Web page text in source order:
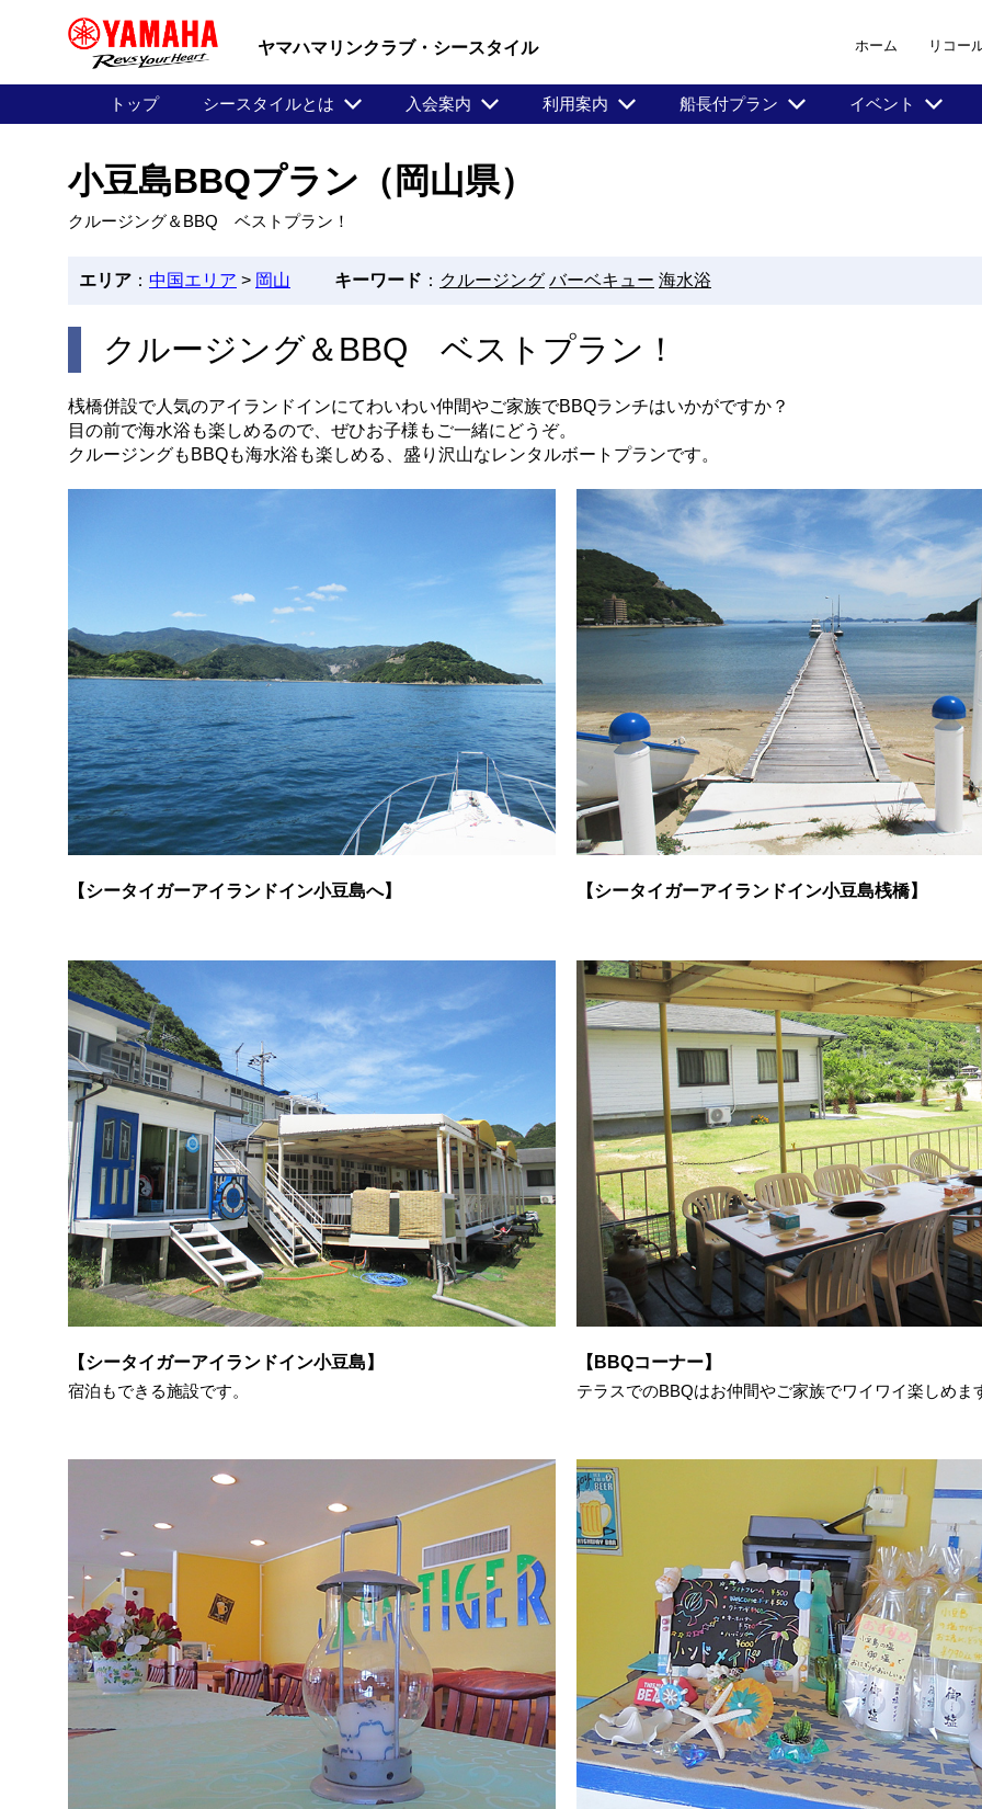
ヤマハマリンクラブ・シースタイル ホーム リコー
トップ シースタイルとは 入会案内 利用案内 船長付プラン イベント
小豆島BBQプラン（岡山県）
クルージング＆BBQ ベストプラン！
エリア ： 中国エリア > 岡山 キーワード ： クルージング バーベキュー 海水浴
クルージング＆BBQ ベストプラン！
桟橋併設で人気のアイランドインにてわいわい仲間やご家族でBBQランチはいかがですか？
目の前で海水浴も楽しめるので、ぜひお子様もご一緒にどうぞ。
クルージングもBBQも海水浴も楽しめる、盛り沢山なレンタルボートプランです。
【シータイガーアイランドイン小豆島へ】 【シータイガーアイランドイン小豆島桟橋】
【シータイガーアイランドイン小豆島】
宿泊もできる施設です。
【BBQコーナー】
テラスでのBBQはお仲間やご家族でワイワイ楽しめま